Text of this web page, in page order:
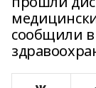
сообщили